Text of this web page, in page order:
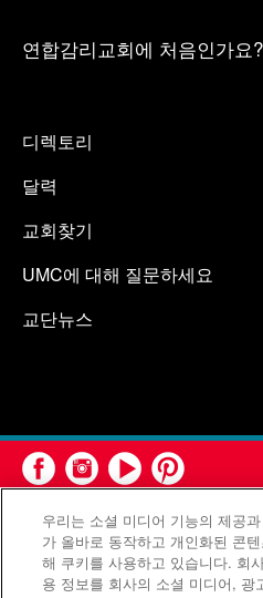
연합감리교회에 처음인가요?
디렉토리
달력
교회찾기
UMC에 대해 질문하세요
교단뉴스
연합감리교회 공보부(United
우리는 소셜 미디어 기능의 제공
가 올바로 동작하고 개인화된 콘
해 쿠키를 사용하고 있습니다. 회
용 정보를 회사의 소셜 미디어, 광